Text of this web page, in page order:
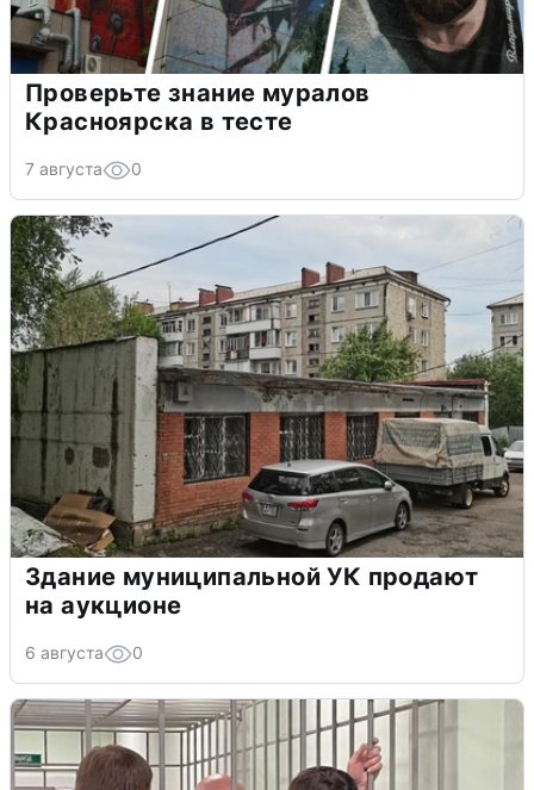
Проверьте знание муралов
Красноярска в тесте
7 августа 0
Здание муниципальной УК продают
на аукционе
6 августа 0